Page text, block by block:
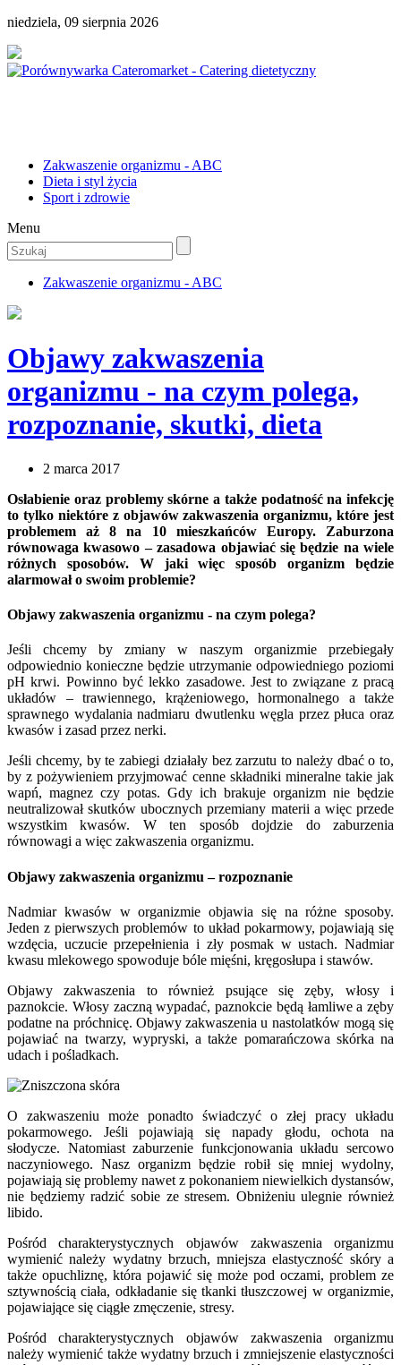
niedziela, 09 sierpnia 2026
Zakwaszenie organizmu - ABC
Dieta i styl życia
Sport i zdrowie
Menu
Zakwaszenie organizmu - ABC
Objawy zakwaszenia
organizmu - na czym polega,
rozpoznanie, skutki, dieta
2 marca 2017
Osłabienie oraz problemy skórne a także podatność na infekcję
to tylko niektóre z objawów zakwaszenia organizmu, które jest
problemem aż 8 na 10 mieszkańców Europy. Zaburzona
równowaga kwasowo – zasadowa objawiać się będzie na wiele
różnych sposobów. W jaki więc sposób organizm będzie
alarmował o swoim problemie?
Objawy zakwaszenia organizmu - na czym polega?
Jeśli chcemy by zmiany w naszym organizmie przebiegały
odpowiednio konieczne będzie utrzymanie odpowiedniego poziomi
pH krwi. Powinno być lekko zasadowe. Jest to związane z pracą
układów – trawiennego, krążeniowego, hormonalnego a także
sprawnego wydalania nadmiaru dwutlenku węgla przez płuca oraz
kwasów i zasad przez nerki.
Jeśli chcemy, by te zabiegi działały bez zarzutu to należy dbać o to,
by z pożywieniem przyjmować cenne składniki mineralne takie jak
wapń, magnez czy potas. Gdy ich brakuje organizm nie będzie
neutralizował skutków ubocznych przemiany materii a więc przede
wszystkim kwasów. W ten sposób dojdzie do zaburzenia
równowagi a więc zakwaszenia organizmu.
Objawy zakwaszenia organizmu – rozpoznanie
Nadmiar kwasów w organizmie objawia się na różne sposoby.
Jeden z pierwszych problemów to układ pokarmowy, pojawiają się
wzdęcia, uczucie przepełnienia i zły posmak w ustach. Nadmiar
kwasu mlekowego spowoduje bóle mięśni, kręgosłupa i stawów.
Objawy zakwaszenia to również psujące się zęby, włosy i
paznokcie. Włosy zaczną wypadać, paznokcie będą łamliwe a zęby
podatne na próchnicę. Objawy zakwaszenia u nastolatków mogą się
pojawiać na twarzy, wypryski, a także pomarańczowa skórka na
udach i pośladkach.
O zakwaszeniu może ponadto świadczyć o złej pracy układu
pokarmowego. Jeśli pojawiają się napady głodu, ochota na
słodycze. Natomiast zaburzenie funkcjonowania układu sercowo
naczyniowego. Nasz organizm będzie robił się mniej wydolny,
pojawiają się problemy nawet z pokonaniem niewielkich dystansów,
nie będziemy radzić sobie ze stresem. Obniżeniu ulegnie również
libido.
Pośród charakterystycznych objawów zakwaszenia organizmu
wymienić należy wydatny brzuch, mniejsza elastyczność skóry a
także opuchliznę, która pojawić się może pod oczami, problem ze
sztywnością ciała, odkładanie się tkanki tłuszczowej w organizmie,
pojawiające się ciągłe zmęczenie, stresy.
Pośród charakterystycznych objawów zakwaszenia organizmu
należy wymienić także wydatny brzuch i zmniejszenie elastyczności